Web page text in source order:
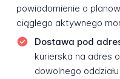
powiadomienie o
ciągłego aktywnego
Dostawa pod
kurierska na adres
dowolnego